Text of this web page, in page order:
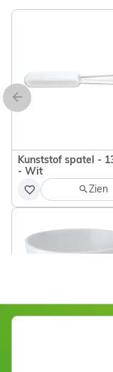
(Grove korrel)
Kunststof spatel -
- Wit
Zien